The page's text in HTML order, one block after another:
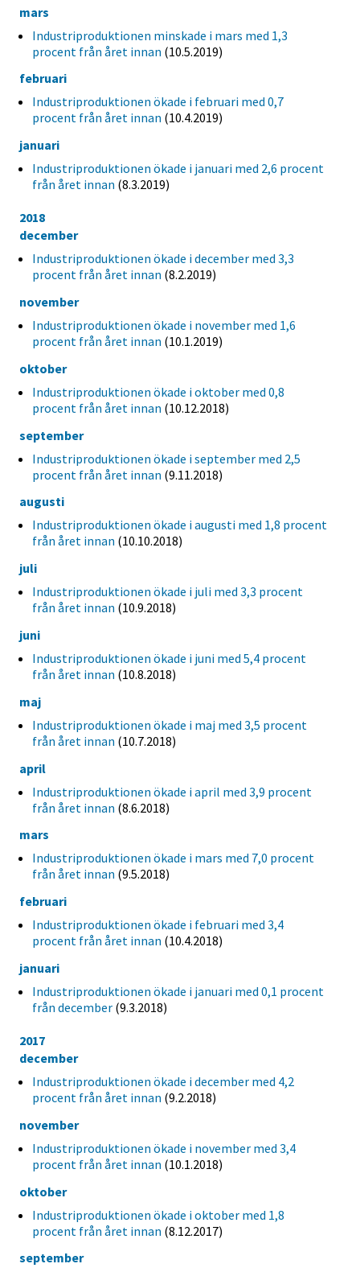
mars
Industriproduktionen minskade i mars med 1,3
procent från året innan (10.5.2019)
februari
Industriproduktionen ökade i februari med 0,7
procent från året innan (10.4.2019)
januari
Industriproduktionen ökade i januari med 2,6 procent
från året innan (8.3.2019)
2018
december
Industriproduktionen ökade i december med 3,3
procent från året innan (8.2.2019)
november
Industriproduktionen ökade i november med 1,6
procent från året innan (10.1.2019)
oktober
Industriproduktionen ökade i oktober med 0,8
procent från året innan (10.12.2018)
september
Industriproduktionen ökade i september med 2,5
procent från året innan (9.11.2018)
augusti
Industriproduktionen ökade i augusti med 1,8 procent
från året innan (10.10.2018)
juli
Industriproduktionen ökade i juli med 3,3 procent
från året innan (10.9.2018)
juni
Industriproduktionen ökade i juni med 5,4 procent
från året innan (10.8.2018)
maj
Industriproduktionen ökade i maj med 3,5 procent
från året innan (10.7.2018)
april
Industriproduktionen ökade i april med 3,9 procent
från året innan (8.6.2018)
mars
Industriproduktionen ökade i mars med 7,0 procent
från året innan (9.5.2018)
februari
Industriproduktionen ökade i februari med 3,4
procent från året innan (10.4.2018)
januari
Industriproduktionen ökade i januari med 0,1 procent
från december (9.3.2018)
2017
december
Industriproduktionen ökade i december med 4,2
procent från året innan (9.2.2018)
november
Industriproduktionen ökade i november med 3,4
procent från året innan (10.1.2018)
oktober
Industriproduktionen ökade i oktober med 1,8
procent från året innan (8.12.2017)
september